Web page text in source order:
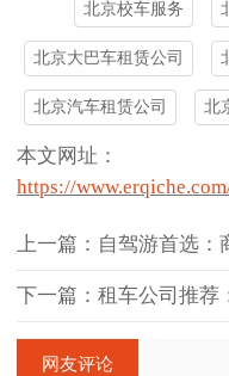
北京校车服务
北京大巴车租赁公司
北京汽车租赁公司 北
本文网址：
https://
上一篇：自驾游首选：
下一篇：租车公司推荐
网友评论